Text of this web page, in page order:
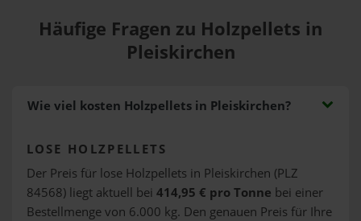
Häufige Fragen zu Holzpellets in
Pleiskirchen
Wie viel kosten Holzpellets in Pleiskirchen?
LOSE HOLZPELLETS
Der Preis für lose Holzpellets in Pleiskirchen (PLZ
84568) liegt aktuell bei 414,95 € pro Tonne bei einer
Bestellmenge von 6.000 kg. Den genauen Preis für Ihre